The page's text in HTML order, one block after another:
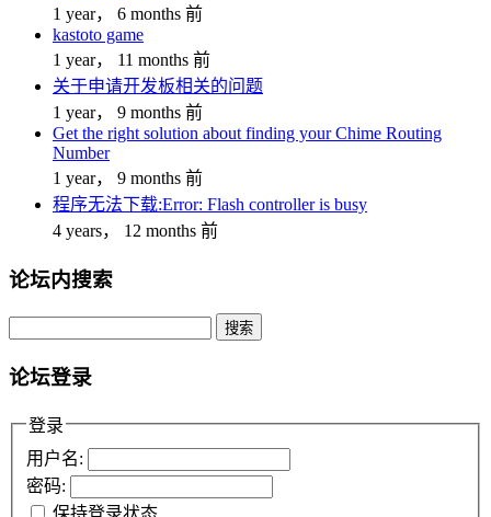
1 year， 6 months 前
kastoto game
1 year， 11 months 前
关于申请开发板相关的问题
1 year， 9 months 前
Get the right solution about finding your Chime Routing
Number
1 year， 9 months 前
程序无法下载:Error: Flash controller is busy
4 years， 12 months 前
论坛内搜索
论坛登录
登录
用户名:
密码:
保持登录状态